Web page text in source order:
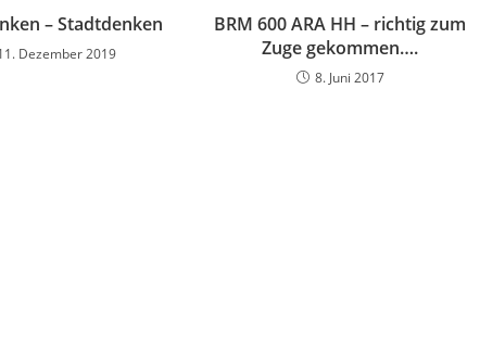
– Stadtdenken
Dezember 2019
BRM 600 ARA HH – richtig zum
Zuge gekommen….
8. Juni 2017